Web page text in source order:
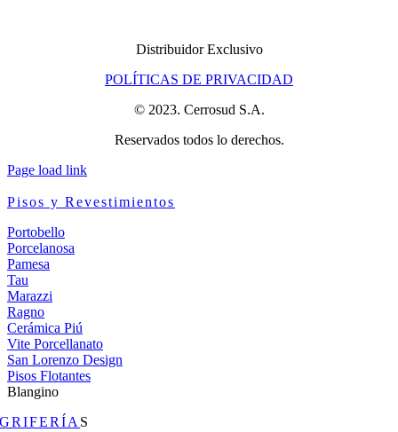
Distribuidor Exclusivo
POLÍTICAS DE PRIVACIDAD
© 2023. Cerrosud S.A.
Reservados todos lo derechos.
Page load link
Pisos y Revestimientos
Portobello
Porcelanosa
Pamesa
Tau
Marazzi
Ragno
Cerámica Piú
Vite Porcellanato
San Lorenzo Design
Pisos Flotantes
Blangino
GRIFERÍA S